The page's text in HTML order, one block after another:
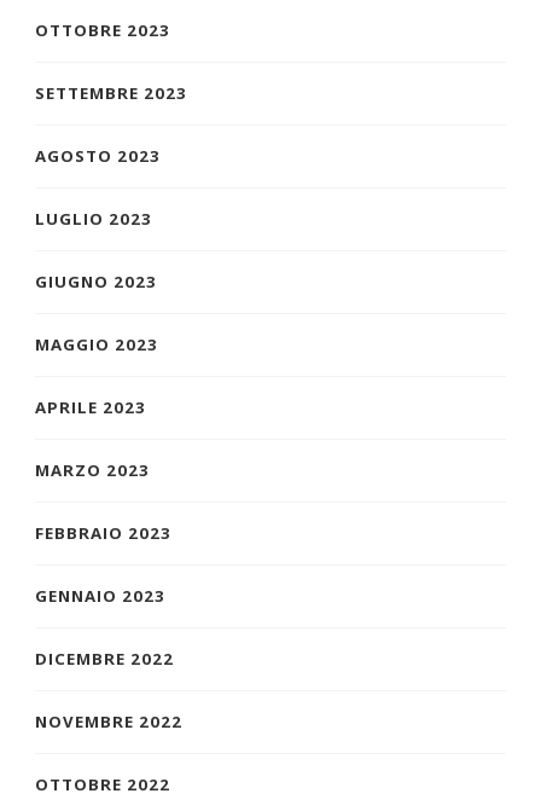
OTTOBRE 2023
SETTEMBRE 2023
AGOSTO 2023
LUGLIO 2023
GIUGNO 2023
MAGGIO 2023
APRILE 2023
MARZO 2023
FEBBRAIO 2023
GENNAIO 2023
DICEMBRE 2022
NOVEMBRE 2022
OTTOBRE 2022